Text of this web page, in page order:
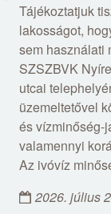
Tájékoztatjuk
lakosságot,
sem használati
SZSZBVK
utcai
üzemeltetővel
és vízminőség-
valamennyi
Az ivóvíz
2026. július